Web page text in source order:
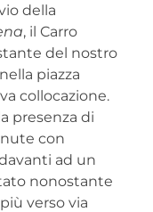
della
, il Carro
del nostro
piazza
collocazione.
presenza di
con
ad un
nonostante
verso via